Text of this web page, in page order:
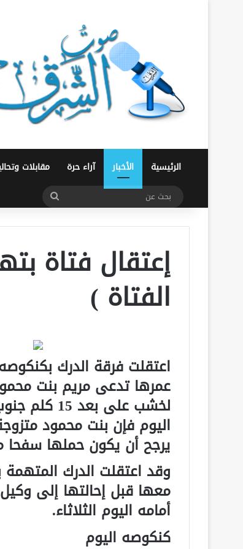
الرئيسية الأخبار آراء حرة مقابلات
بحث
إعتقال فتاة
الفتاة )
اعتقلت فرقة الدرك
عمرها تدعى مريم بنت
لخشب على
اليوم فإن بنت محمود
يرجح أن يكون حملها سفحا
وقد اعتقلت الدرك
معها قبل إحالتها إلى
أمامه اليوم الثلاثاء.
كنكوصه اليوم